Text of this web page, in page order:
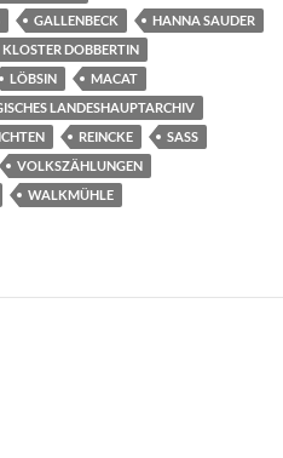
GALLENBECK
HANNA SAUDER
KLOSTER DOBBERTIN
LÖBSIN
MACAT
LANDESHAUPTARCHIV
REINCKE
SASS
VOLKSZÄHLUNGEN
WALKMÜHLE